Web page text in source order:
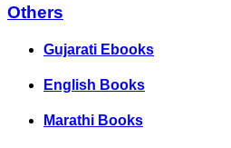
Others
Gujarati Ebooks
English Books
Marathi Books